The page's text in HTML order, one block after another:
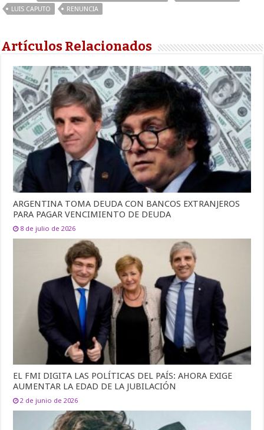
LUIS CAPUTO RENUNCIA
Artículos Relacionados
ARGENTINA TOMA DEUDA CON BANCOS EXTRANJEROS
PARA PAGAR VENCIMIENTO DE DEUDA
8 de julio de 2026
EL FMI DIGITA LAS POLÍTICAS DEL PAÍS: AHORA EXIGE
AUMENTAR LA EDAD DE LA JUBILACIÓN
2 de junio de 2026